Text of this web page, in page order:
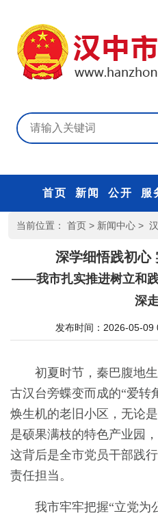
首页 新闻 公开 服
当前位置： 首页 > 新闻中心 >
深学细悟践初心
——我市扎实推进树立和
深
发布时间：2026-05-09
初夏时节，秦巴腹地
古汉台旁蝶变而成的“爱转
焕生机的老旧小区，无论
是硕果满枝的特色产业园
这背后是全市党员干部践
责任担当。
我市牢牢把握“立党为